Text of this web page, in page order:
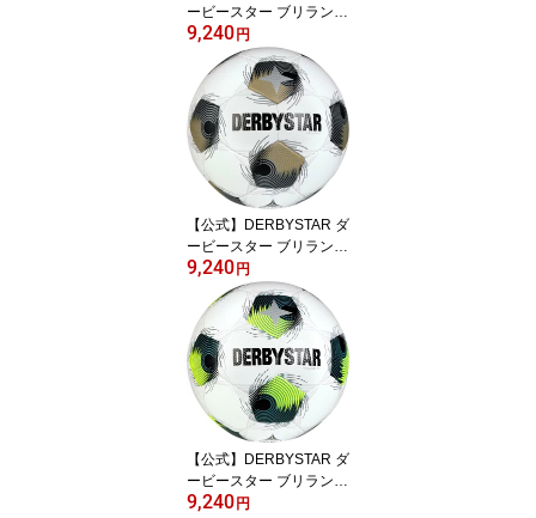
ービースター ブリラント
TT AG (人工芝用) 5号球
FIFA BASIC検定球 BRILL
ANT TT AG サッカーボー
ル サッカー ボール ジュ
ニアユース ユース 中学
生 高校生 社会人 手縫い
キック 練習 育成球 5号
9,240円
【公式】DERBYSTAR ダ
ービースター ブリラント
TT V25 5号球 FIFA BASI
C検定球 BRILLANT TT
サッカーボール サッカー
ボール ジュニアユース
ユース 中学生 高校生 社
会人 手縫い キック 練習
育成球 5号
9,240円
【公式】DERBYSTAR ダ
ービースター ブリラント
TT DB 5号球 FIFA BASIC
9,240円